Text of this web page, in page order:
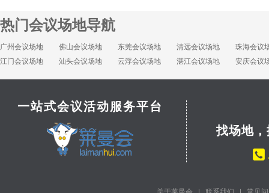
热门会议场地导航
广州会议场地 佛山会议场地 东莞会议场地 清远会议场地
珠海会议
江门会议场地
汕头会议场地 云浮会议场地 湛江会议场地 安庆会议
一站式会议活动服务平台
找场地